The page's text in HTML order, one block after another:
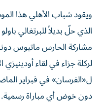
ويقود شباب الأهلي هذا
الذي حلّ بديلاً للبرتغالي
مشاركة الحارس ماتيوس
لركلة جزاء في لقاء
ل«الفرسان» في فبراير
دون خوض أي مباراة رسمية.